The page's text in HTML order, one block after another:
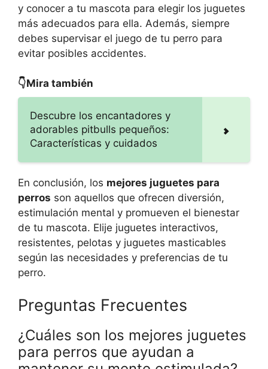
y conocer a tu mascota para elegir los juguetes
más adecuados para ella. Además, siempre
debes supervisar el juego de tu perro para
evitar posibles accidentes.
👇Mira también
Descubre los encantadores y
adorables pitbulls pequeños:
Características y cuidados
En conclusión, los mejores juguetes para
perros son aquellos que ofrecen diversión,
estimulación mental y promueven el bienestar
de tu mascota. Elije juguetes interactivos,
resistentes, pelotas y juguetes masticables
según las necesidades y preferencias de tu
perro.
Preguntas Frecuentes
¿Cuáles son los mejores juguetes
para perros que ayudan a